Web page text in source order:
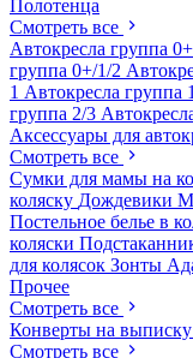
Полотенца
Смотреть все
Автокресла группа 0+
группа 0+/1/2
1 Автокресла группа
группа 2/3
Аксессуары для
Смотреть все
Сумки для мамы на
коляску Дождевики
Постельное белье в
коляски
для колясок Зонты
Прочее
Смотреть все
Конверты на выписку
Смотреть все